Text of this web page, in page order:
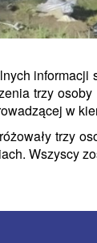
trzy
w
trzy
Wszyscy